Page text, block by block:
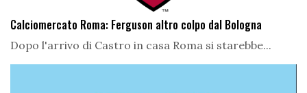
Calciomercato Roma: Ferguson altro colpo dal Bologna
Dopo l'arrivo di Castro in casa Roma si starebbe...